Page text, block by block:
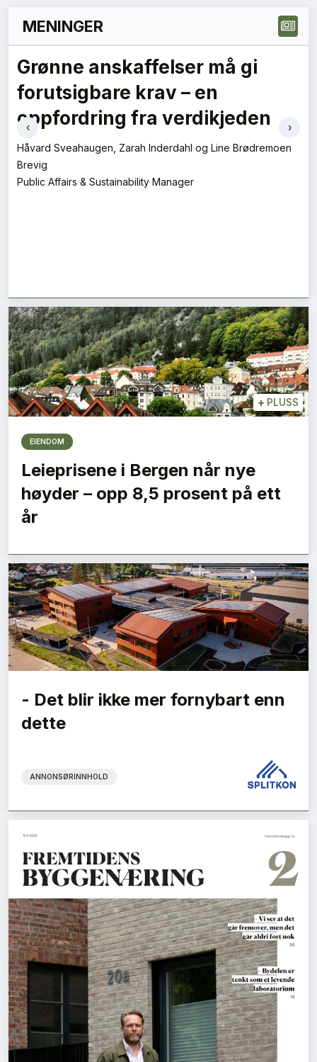
MENINGER
Grønne anskaffelser må gi
forutsigbare krav – en
oppfordring fra verdikjeden
Håvard Sveahaugen, Zarah Inderdahl og Line Brødremoen
Brevig
Public Affairs & Sustainability Manager
‹ ›
+ PLUSS
EIENDOM
Leieprisene i Bergen når nye
høyder – opp 8,5 prosent på ett
år
- Det blir ikke mer fornybart enn
dette
ANNONSØRINNHOLD